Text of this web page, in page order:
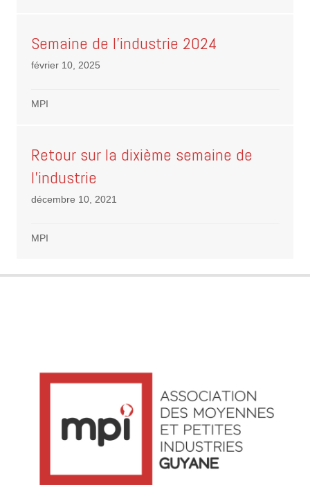
Semaine de l’industrie 2024
février 10, 2025
MPI
Retour sur la dixième semaine de
l’industrie
décembre 10, 2021
MPI